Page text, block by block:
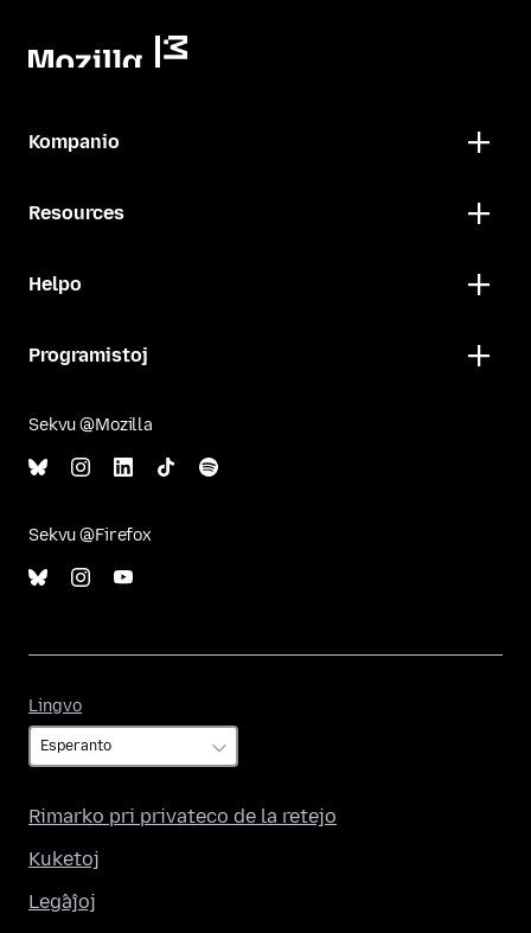
Kompanio
Resources
Helpo
Programistoj
Sekvu @Mozilla
Sekvu @Firefox
Lingvo
Rimarko pri privateco de la retejo
Kuketoj
Leĝaĵoj